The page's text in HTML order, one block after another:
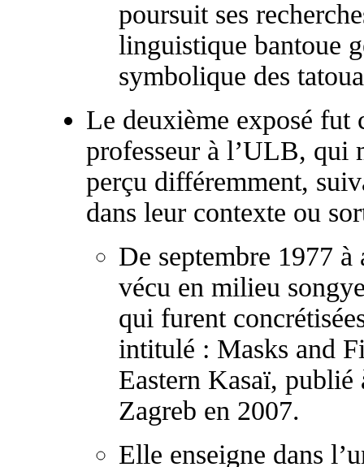
poursuit ses
linguistique bantoue
symbolique des
Le deuxième exposé fut
professeur à l’ULB, qui
perçu différemment,
dans leur contexte ou
De septembre 1977
vécu en milieu
qui furent
intitulé : Masks and
Eastern Kasaï,
Zagreb en 2007.
Elle enseigne dans